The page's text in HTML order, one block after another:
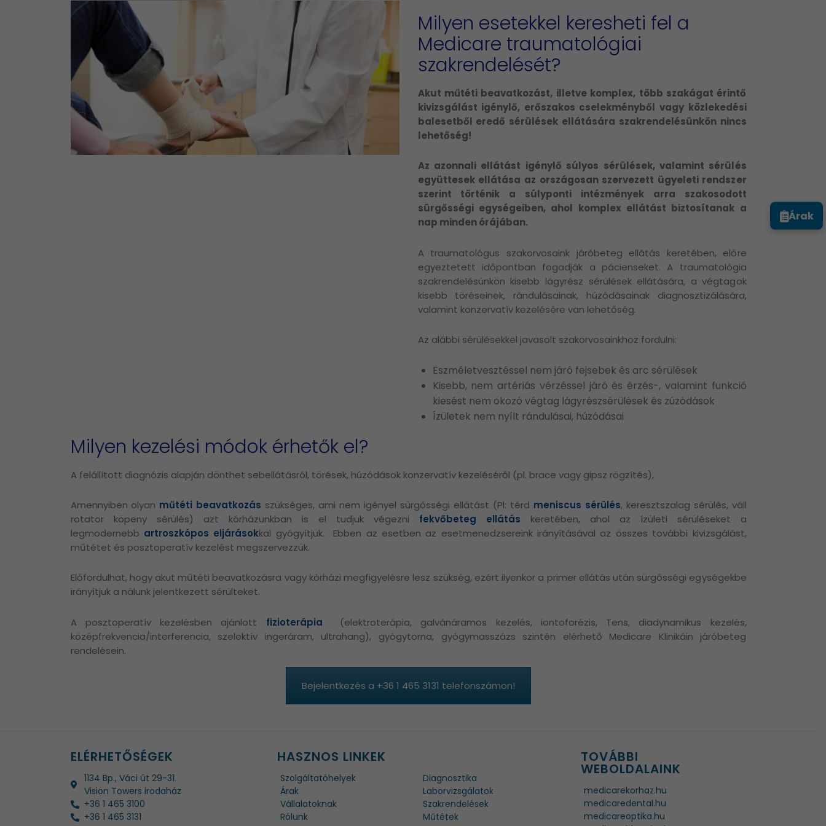
Milyen esetekkel keresheti fel a
Medicare traumatológiai
szakrendelését?
Akut műtéti beavatkozást, illetve komplex, több szakágat érintő
kivizsgálást igénylő, erőszakos cselekményből vagy közlekedési
balesetből eredő sérülések ellátására szakrendelésünkön nincs
lehetőség!
Az azonnali ellátást igénylő súlyos sérülések, valamint sérülés
együttesek ellátása az országosan szervezett ügyeleti rendszer
szerint történik a súlyponti intézmények arra szakosodott
sürgősségi egységeiben, ahol komplex ellátást biztosítanak a
nap minden órájában.
A traumatológus szakorvosaink járóbeteg ellátás keretében, előre
egyeztetett időpontban fogadják a pácienseket. A traumatológia
szakrendelésünkön kisebb lágyrész sérülések ellátására, a végtagok
kisebb töréseinek, rándulásainak, húzódásainak diagnosztizálására,
valamint konzervatív kezelésére van lehetőség.
Az alábbi sérülésekkel javasolt szakorvosainkhoz fordulni:
Eszméletvesztéssel nem járó fejsebek és arc sérülések
Kisebb, nem artériás vérzéssel járó és érzés-, valamint funkció
kiesést nem okozó végtag lágyrészsérülések és zúzódások
Ízületek nem nyílt rándulásai, húzódásai
Milyen kezelési módok érhetők el?
A felállított diagnózis alapján dönthet sebellátásról, törések, húzódások konzervatív kezeléséről (pl. brace vagy gipsz rögzítés),
Amennyiben olyan műtéti beavatkozás szükséges, ami nem igényel sürgősségi ellátást (Pl: térd meniscus sérülés, keresztszalag sérülés, váll
rotator köpeny sérülés) azt kórházunkban is el tudjuk végezni fekvőbeteg ellátás keretében, ahol az ízületi sérüléseket a
legmodernebb artroszkópos eljárásokkal gyógyítjuk. Ebben az esetben az esetmenedzsereink irányításával az összes további kivizsgálást,
műtétet és posztoperatív kezelést megszervezzük.
Előfordulhat, hogy akut műtéti beavatkozásra vagy kórházi megfigyelésre lesz szükség, ezért ilyenkor a primer ellátás után sürgősségi egységekbe
irányítjuk a nálunk jelentkezett sérülteket.
A posztoperatív kezelésben ajánlott fizioterápia (elektroterápia, galvánáramos kezelés, iontoforézis, Tens, diadynamikus kezelés,
középfrekvencia/interferencia, szelektív ingeráram, ultrahang), gyógytorna, gyógymasszázs szintén elérhető Medicare Klinikáin járóbeteg
rendelésein.
Bejelentkezés a +36 1 465 3131 telefonszámon!
ELÉRHETŐSÉGEK
1134 Bp., Váci út 29-31.
Vision Towers irodaház
+36 1 465 3100
+36 1 465 3131
HASZNOS LINKEK
Szolgáltatóhelyek
Árak
Vállalatoknak
Rólunk
Diagnosztika
Laborvizsgálatok
Szakrendelések
Műtétek
TOVÁBBI
WEBOLDALAINK
medicarekorhaz.hu
medicaredental.hu
medicareoptika.hu
Árak